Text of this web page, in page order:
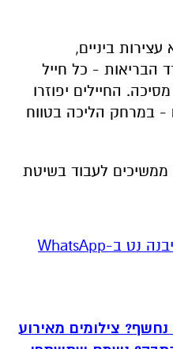
ביניים,
הבריאות - כל חייל
החיילים יפוזרו
- במרחק הליכה בטווח
ממשיכים לעבוד בשיטת
‏כדי לעקוב אחרי הערוץ גן יבנה נט ב-WhatsApp
צילומים מאירוע